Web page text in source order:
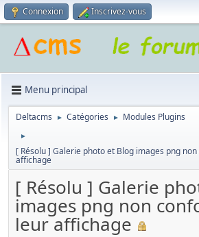
Connexion Inscrivez-vous
Menu principal
Deltacms ► Catégories ► Modules Plugins
►
[ Résolu ] Galerie photo et Blog images png
affichage
[ Résolu ] Galerie
images png non
leur affichage